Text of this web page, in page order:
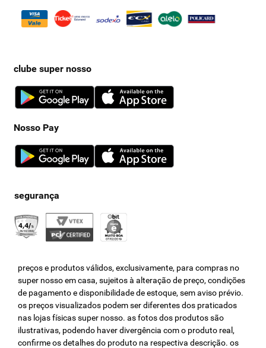
clube super nosso
Nosso Pay
preços e produtos válidos, exclusivamente, para compras no
super nosso em casa, sujeitos à alteração de preço, condições
de pagamento e disponibilidade de estoque, sem aviso prévio.
os preços visualizados podem ser diferentes dos praticados
nas lojas físicas super nosso. as fotos dos produtos são
ilustrativas, podendo haver divergência com o produto real,
confirme os detalhes do produto na respectiva descrição. os